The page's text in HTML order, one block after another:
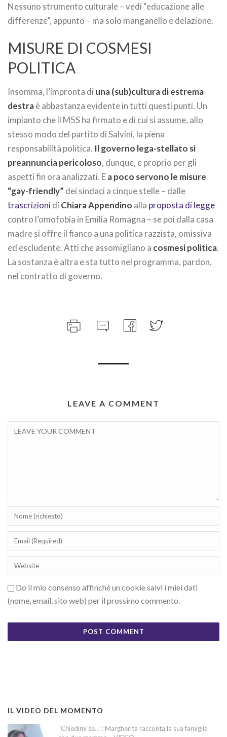
Nessuno strumento culturale – vedi “educazione alle
differenze”, appunto – ma solo manganello e delazione.
MISURE DI COSMESI
POLITICA
Insomma, l’impronta di una (sub)cultura di estrema
destraè abbastanza evidente in tutti questi punti. Un
impianto che il M5S ha firmato e di cui si assume, allo
stesso modo del partito di Salvini, la piena
responsabilità politica. Il governo lega-stellato si
preannuncia pericoloso, dunque, e proprio per gli
aspetti fin ora analizzati. Ea poco servono le misure
“gay-friendly” dei sindaci a cinque stelle – dalle
trascrizionidi Chiara Appendino alla proposta di legge
contro l’omofobia in Emilia Romagna – se poi dalla casa
madre si offre il fianco a una politica razzista, omissiva
ed escludente. Atti che assomigliano a cosmesi politica.
La sostanza è altra e sta tutto nel programma, pardon,
nel contratto di governo.
LEAVE A COMMENT
Do il mio consenso affinché un cookie salvi i miei dati
(nome, email, sito web) per il prossimo commento.
IL VIDEO DEL MOMENTO
“Chiedimi se…”: Margherita racconta la sua famiglia